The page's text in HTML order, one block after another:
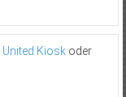
United Kioskoder